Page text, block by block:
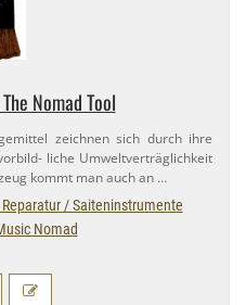
Nomad Tool
zeichnen sich durch ihre
liche Umweltverträglichkeit
kommt man auch an …
Reparatur / Saiteninstrumente
Nomad